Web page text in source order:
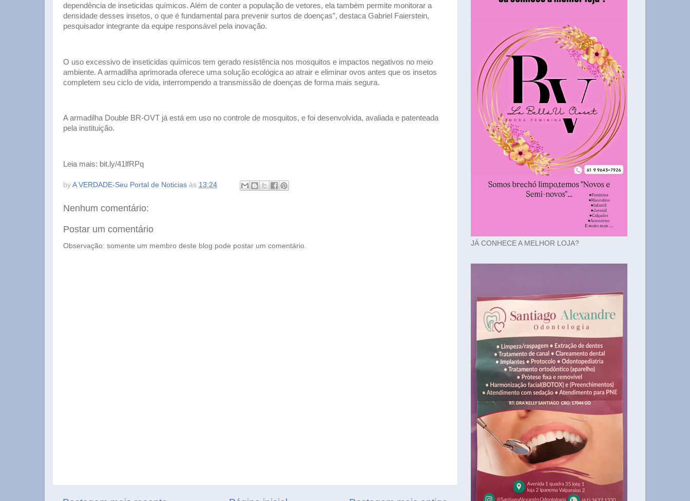
dependência de inseticidas químicos. Além de conter a população de vetores, ela também permite monitorar a
densidade desses insetos, o que é fundamental para prevenir surtos de doenças”, destaca Gabriel Faierstein,
pesquisador integrante da equipe responsável pela inovação.
O uso excessivo de inseticidas químicos tem gerado resistência nos mosquitos e impactos negativos no meio
ambiente. A armadilha aprimorada oferece uma solução ecológica ao atrair e eliminar ovos antes que os insetos
completem seu ciclo de vida, interrompendo a transmissão de doenças de forma mais segura.
A armadilha Double BR-OVT já está em uso no controle de mosquitos, e foi desenvolvida, avaliada e patenteada
pela instituição.
Leia mais: bit.ly/41lfRPq
by A VERDADE-Seu Portal de Noticias às 13:24
Nenhum comentário:
Postar um comentário
Observação: somente um membro deste blog pode postar um comentário. JÁ CONHECE A MELHOR LOJA?